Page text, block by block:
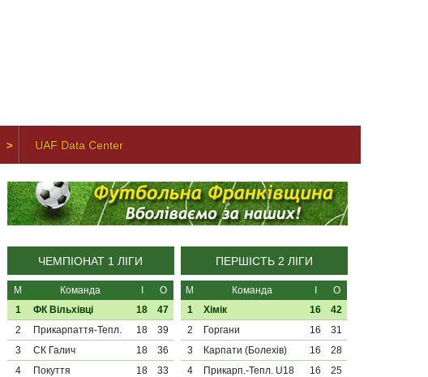
UAF Data Center
ЧЕМПІОНАТ 1 ЛІГИ
М Команда
О
1
ФК Вільхівці 18
47
2
Прикарпаття-Тепл. 18
39
3
СК Галич 18
36
4
Покуття 18
33
ПЕРШІСТЬ 2 ЛІГИ
М Команда
О
1
Хімік 16
42
2
Горгани 16
31
3
Карпати (Болехів) 16
28
4
Прикарп.-Тепл. U18 16
25